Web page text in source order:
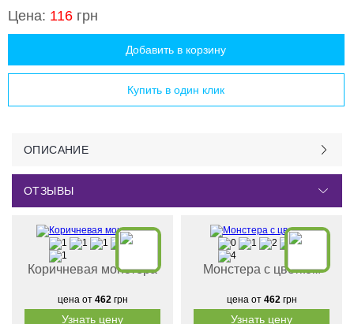
Цена: 116 грн
Добавить в корзину
Купить в один клик
ОПИСАНИЕ
ОТЗЫВЫ
Коричневая монстера
цена от 462грн
Узнать цену
Монстера с цветком
цена от 462грн
Узнать цену